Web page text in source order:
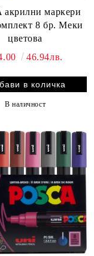
акрилни маркери
8 бр. Меки
цветова
46.94лв.
В наличност